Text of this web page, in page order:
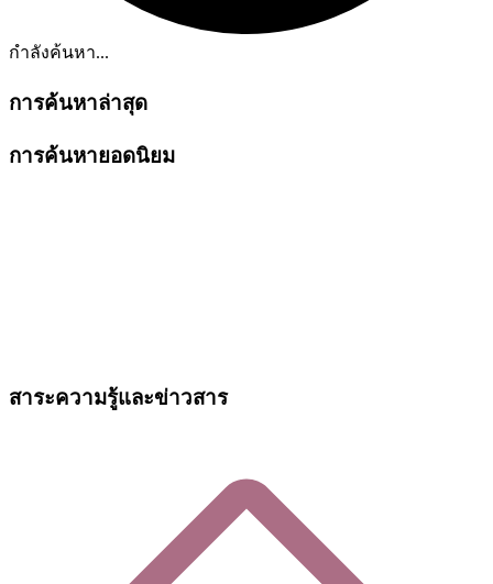
กำลังค้นหา...
การค้นหาล่าสุด
การค้นหายอดนิยม
สาระความรู้และข่าวสาร